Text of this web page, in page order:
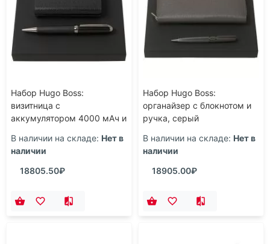
Набор Hugo Boss:
визитница с
аккумулятором 4000 мАч и
В наличии на складе: Нет в
наличии
18805.50₽
Набор Hugo Boss:
органайзер с блокнотом и
ручка, серый
В наличии на складе: Нет в
наличии
18905.00₽